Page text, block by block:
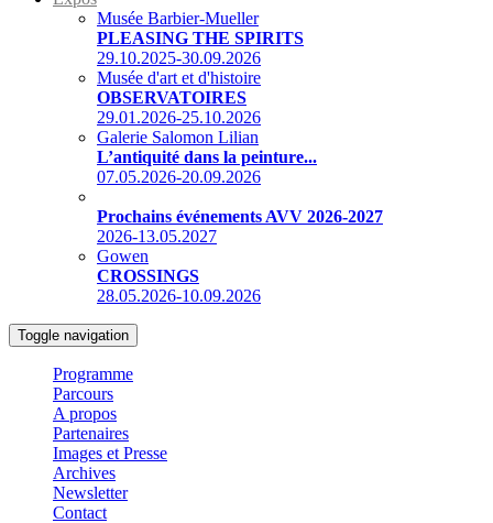
Musée Barbier-Mueller
PLEASING THE SPIRITS
29.10.2025-30.09.2026
Musée d'art et d'histoire
OBSERVATOIRES
29.01.2026-25.10.2026
Galerie Salomon Lilian
L’antiquité dans la peinture...
07.05.2026-20.09.2026
Prochains événements AVV 2026-2027
2026-13.05.2027
Gowen
CROSSINGS
28.05.2026-10.09.2026
Toggle navigation
Programme
Parcours
A propos
Partenaires
Images et Presse
Archives
Newsletter
Contact